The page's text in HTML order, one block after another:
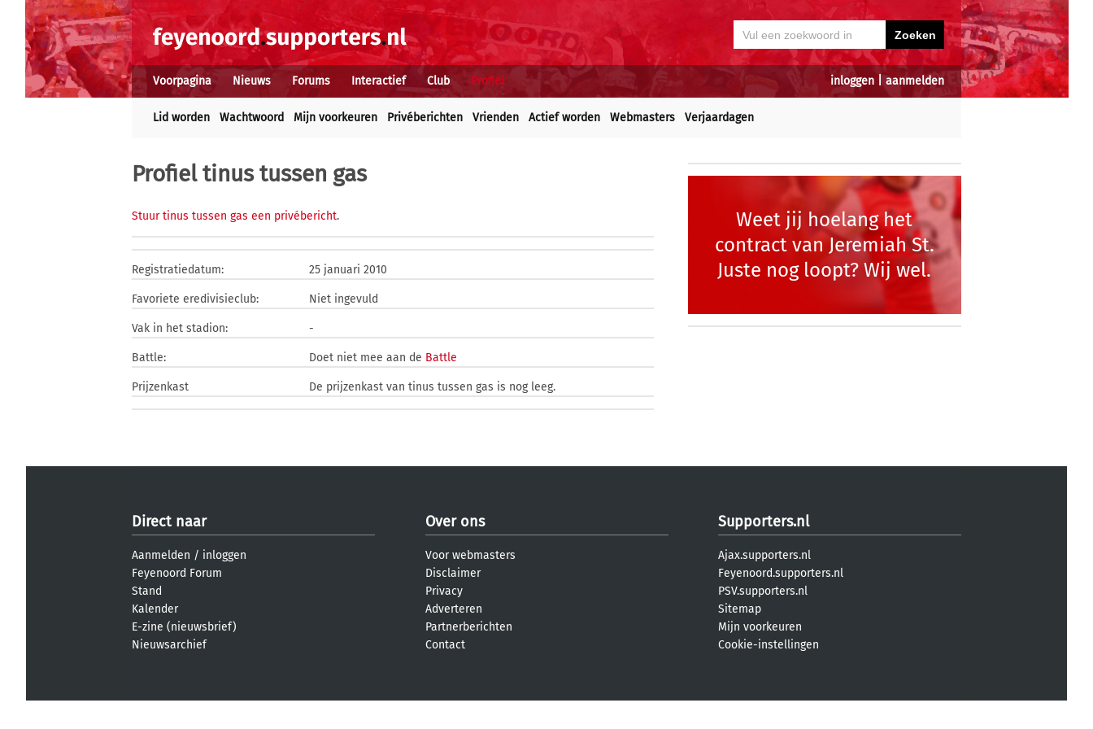
inloggen aanmelden
Voorpagina Nieuws Forums Interactief Club Profiel
Lid worden Wachtwoord Mijn voorkeuren Privéberichten Vrienden Actief worden Webmasters Verjaardagen
Profiel tinus tussen gas
Stuur tinus tussen gas een privébericht.
Registratiedatum: 25 januari 2010
Favoriete eredivisieclub: Niet ingevuld
Vak in het stadion: -
Battle: Doet niet mee aan de Battle
Prijzenkast De prijzenkast van tinus tussen gas is nog leeg.
Weet jij hoelang het
contract van Jeremiah St.
Juste nog loopt? Wij wel.
Direct naar
Aanmelden / inloggen
Feyenoord Forum
Stand
Kalender
E-zine (nieuwsbrief)
Nieuwsarchief
Over ons
Voor webmasters
Disclaimer
Privacy
Adverteren
Partnerberichten
Contact
Supporters.nl
Ajax.supporters.nl
Feyenoord.supporters.nl
PSV.supporters.nl
Sitemap
Mijn voorkeuren
Cookie-instellingen